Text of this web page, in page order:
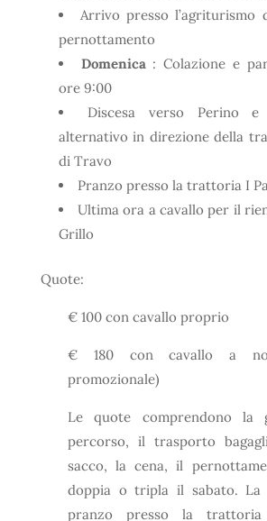
Arrivo presso l’agriturismo
pernottamento
Domenica : Colazione e
ore 9:00
Discesa verso Perino
alternativo in direzione della
di Travo
Pranzo presso la trattoria I
Ultima ora a cavallo per il
Grillo
Quote:
€ 100 con cavallo proprio
€ 180 con cavallo a
promozionale)
Le quote comprendono la
percorso, il trasporto
sacco, la cena, il
doppia o tripla il sabato.
pranzo presso la